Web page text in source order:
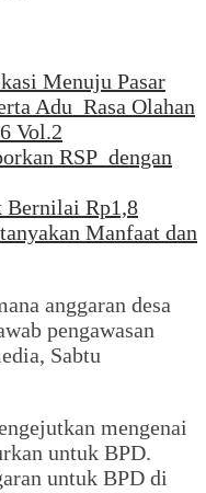
Menuju Pasar
Adu Rasa Olahan
Vol.2
RSP dengan
Bernilai Rp1,8
Manfaat dan
anggaran desa
pengawasan
Sabtu
mengenai
untuk BPD.
untuk BPD di